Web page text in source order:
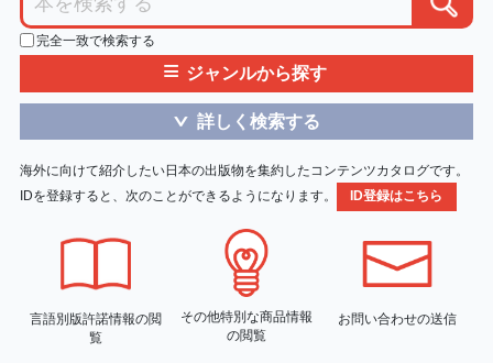
完全一致で検索する
≡ ジャンルから探す
＞ 詳しく検索する
海外に向けて紹介したい日本の出版物を集約したコンテンツカタログです。
IDを登録すると、次のことができるようになります。
ID登録はこちら
言語別版許諾情報の閲
覧
その他特別な商品情報
の閲覧
お問い合わせの送信